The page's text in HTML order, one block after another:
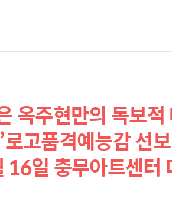
옥주현만의 독보
로고품격예능감 선
일 충무아트센터